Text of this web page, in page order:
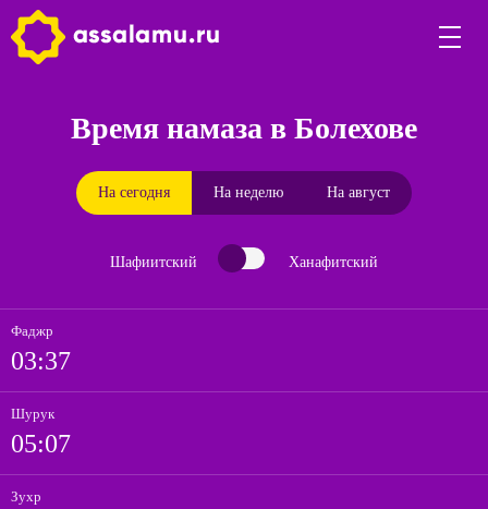
Время намаза в Болехове
На сегодня На неделю На август
Шафиитский Ханафитский
Фаджр
03:37
Шурук
05:07
Зухр